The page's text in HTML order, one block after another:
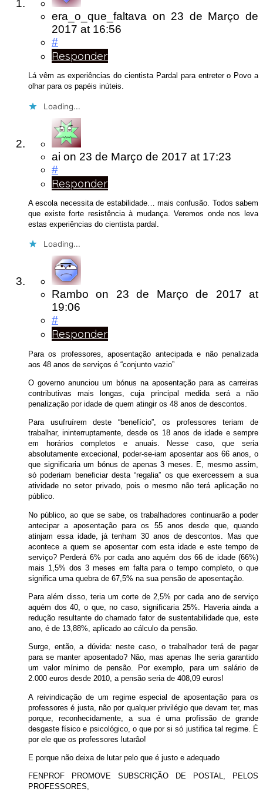
era_o_que_faltava on 23 de Março de
2017 at 16:56
#
Responder
Lá vêm as experiências do cientista Pardal para entreter o Povo a
olhar para os papéis inúteis.
Loading...
ai on 23 de Março de 2017 at 17:23
#
Responder
A escola necessita de estabilidade… mais confusão. Todos sabem
que existe forte resistência à mudança. Veremos onde nos leva
estas experiências do cientista pardal.
Loading...
Rambo on 23 de Março de 2017at
19:06
#
Responder
Para os professores, aposentação antecipada e não penalizada
aos 48 anos de serviços é “conjunto vazio”
O governo anunciou um bónus na aposentação para as carreiras
contributivas mais longas, cuja principal medida será a não
penalização por idade de quem atingir os 48 anos de descontos.
Para usufruírem deste “benefício”, os professores teriam de
trabalhar, ininterruptamente, desde os 18 anos de idade e sempre
em horários completos e anuais. Nesse caso, que seria
absolutamente excecional, poder-se-iam aposentar aos 66 anos, o
que significaria um bónus de apenas 3 meses. E, mesmo assim,
só poderiam beneficiar desta “regalia” os que exercessem a sua
atividade no setor privado, pois o mesmo não terá aplicação no
público.
No público, ao que se sabe, os trabalhadores continuarão a poder
antecipar a aposentação para os 55 anos desde que, quando
atinjam essa idade, já tenham 30 anos de descontos. Mas que
acontece a quem se aposentar com esta idade e este tempo de
serviço? Perderá 6% por cada ano aquém dos 66 de idade (66%)
mais 1,5% dos 3 meses em falta para o tempo completo, o que
significa uma quebra de 67,5% na sua pensão de aposentação.
Para além disso, teria um corte de 2,5% por cada ano de serviço
aquém dos 40, o que, no caso, significaria 25%. Haveria ainda a
redução resultante do chamado fator de sustentabilidade que, este
ano, é de 13,88%, aplicado ao cálculo da pensão.
Surge, então, a dúvida: neste caso, o trabalhador terá de pagar
para se manter aposentado? Não, mas apenas lhe seria garantido
um valor mínimo de pensão. Por exemplo, para um salário de
2.000 euros desde 2010, a pensão seria de 408,09 euros!
A reivindicação de um regime especial de aposentação para os
professores é justa, não por qualquer privilégio que devam ter, mas
porque, reconhecidamente, a sua é uma profissão de grande
desgaste físico e psicológico, o que por si só justifica tal regime. É
por ele que os professores lutarão!
E porque não deixa de lutar pelo que é justo e adequado
FENPROF PROMOVE SUBSCRIÇÃO DE POSTAL, PELOS
PROFESSORES,